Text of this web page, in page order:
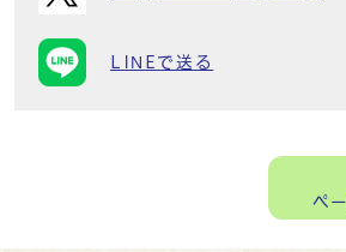
LINEで送る
ペ